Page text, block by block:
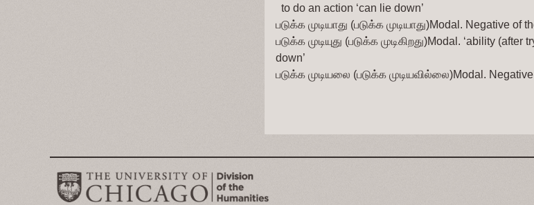
to do an action ‘can lie down’
படுக்க முடியாது (படுக்க முடியாது)Modal. Negative of
படுக்க முடியுது (படுக்க முடிகிறது)Modal. ‘ability
down’
படுக்க முடியலை (படுக்க முடியவில்லை)Modal.